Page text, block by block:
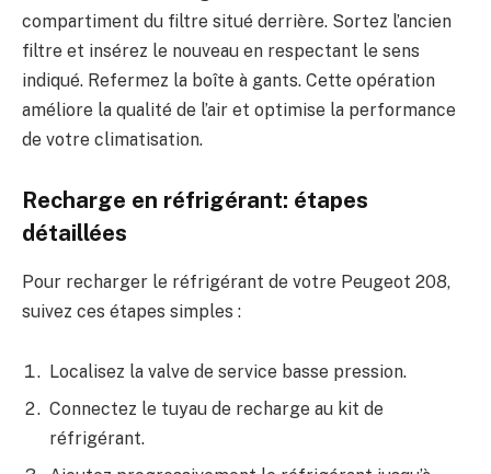
compartiment du filtre situé derrière. Sortez l’ancien
filtre et insérez le nouveau en respectant le sens
indiqué. Refermez la boîte à gants. Cette opération
améliore la qualité de l’air et optimise la performance
de votre climatisation.
Recharge en réfrigérant: étapes
détaillées
Pour recharger le réfrigérant de votre Peugeot 208,
suivez ces étapes simples :
Localisez la valve de service basse pression.
Connectez le tuyau de recharge au kit de
réfrigérant.